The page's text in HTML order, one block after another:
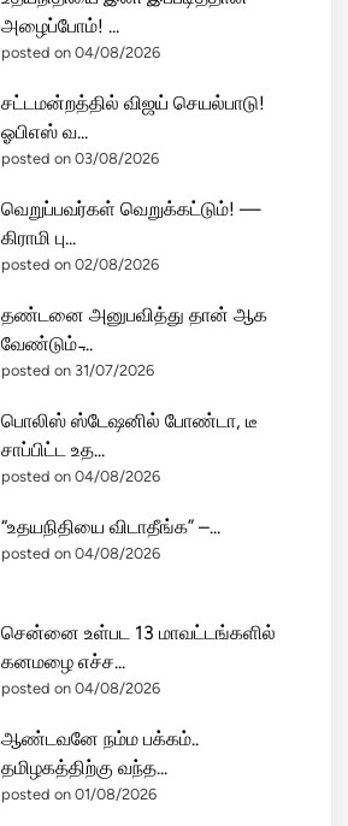
அழைப்போம்! ...
posted on 04/08/2026
சட்டமன்றத்தில் விஜய் செயல்பாடு!
ஓபிஎஸ் வ...
posted on 03/08/2026
வெறுப்பவர்கள் வெறுக்கட்டும்! —
கிராமி பு...
posted on 02/08/2026
தண்டனை அனுபவித்து தான் ஆக
வேண்டும் ̵...
posted on 31/07/2026
பொலிஸ் ஸ்டேஷனில் போண்டா, டீ
சாப்பிட்ட உத...
posted on 04/08/2026
“உதயநிதியை விடாதீங்க” –...
posted on 04/08/2026
சென்னை உள்பட 13 மாவட்டங்களில்
கனமழை எச்ச...
posted on 04/08/2026
ஆண்டவனே நம்ம பக்கம்..
தமிழகத்திற்கு வந்த...
posted on 01/08/2026